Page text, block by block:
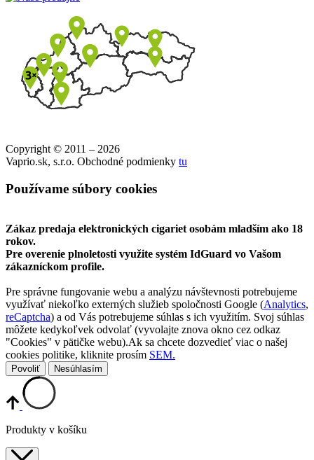
Copyright © 2011 – 2026
Vaprio.sk, s.r.o. Obchodné podmienky tu
Používame súbory cookies
Zákaz predaja elektronických cigariet osobám mladším ako 18
rokov.
Pre overenie plnoletosti využite systém IdGuard vo Vašom
zákazníckom profile.
Pre správne fungovanie webu a analýzu návštevnosti potrebujeme
využívať niekoľko externých služieb spoločnosti Google (Analytics,
reCaptcha) a od Vás potrebujeme súhlas s ich využitím. Svoj súhlas
môžete kedykoľvek odvolať (vyvolajte znova okno cez odkaz
"Cookies" v pätičke webu).Ak sa chcete dozvedieť viac o našej
cookies politike, kliknite prosím SEM.
Povoliť Nesúhlasím
Produkty v košíku